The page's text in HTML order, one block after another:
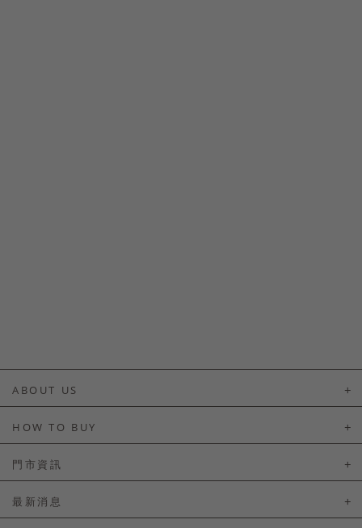
ABOUT US
HOW TO BUY
如何購買
會員常見問題
門市資訊
門市資訊
最新消息